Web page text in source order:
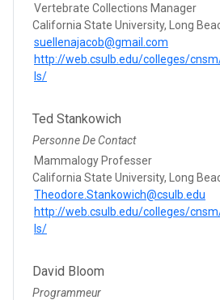
Vertebrate Collections Manager
California State University, Long
suellenajacob@gmail.com
http://web.csulb.edu/colleges/
ls/
Ted Stankowich
Personne De Contact
Mammalogy Professer
California State University, Long
Theodore.Stankowich@csulb.edu
http://web.csulb.edu/colleges/
ls/
David Bloom
Programmeur